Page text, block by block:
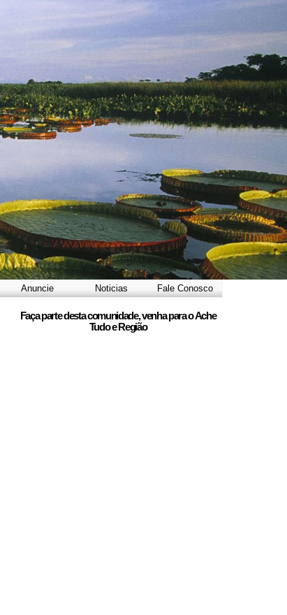
Anuncie Noticias Fale Conosco
Faça parte desta comunidade, venha para oAche
Tudo e Região